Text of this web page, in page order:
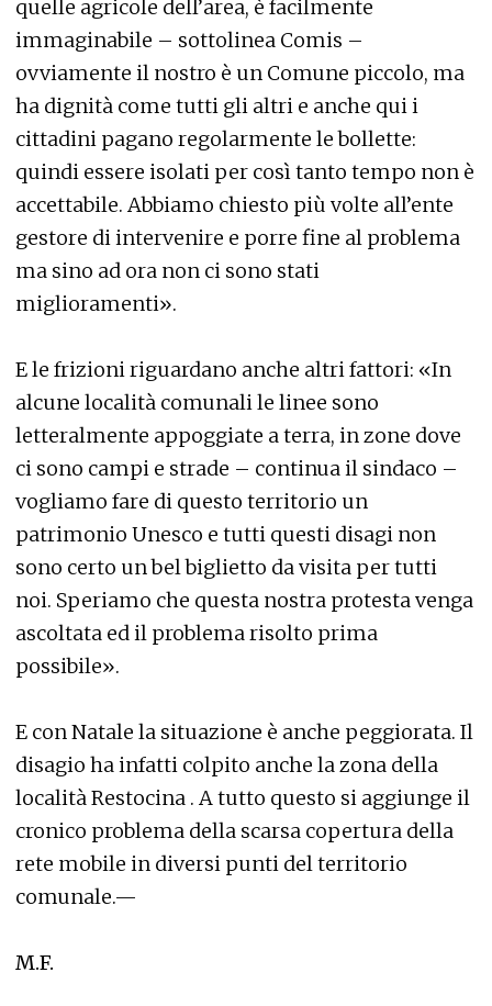
quelle agricole dell’area, è facilmente
immaginabile – sottolinea Comis –
ovviamente il nostro è un Comune piccolo, ma
ha dignità come tutti gli altri e anche qui i
cittadini pagano regolarmente le bollette:
quindi essere isolati per così tanto tempo non è
accettabile. Abbiamo chiesto più volte all’ente
gestore di intervenire e porre fine al problema
ma sino ad ora non ci sono stati
miglioramenti».
E le frizioni riguardano anche altri fattori: «In
alcune località comunali le linee sono
letteralmente appoggiate a terra, in zone dove
ci sono campi e strade – continua il sindaco –
vogliamo fare di questo territorio un
patrimonio Unesco e tutti questi disagi non
sono certo un bel biglietto da visita per tutti
noi. Speriamo che questa nostra protesta venga
ascoltata ed il problema risolto prima
possibile».
E con Natale la situazione è anche peggiorata. Il
disagio ha infatti colpito anche la zona della
località Restocina . A tutto questo si aggiunge il
cronico problema della scarsa copertura della
rete mobile in diversi punti del territorio
comunale.—
M.F.